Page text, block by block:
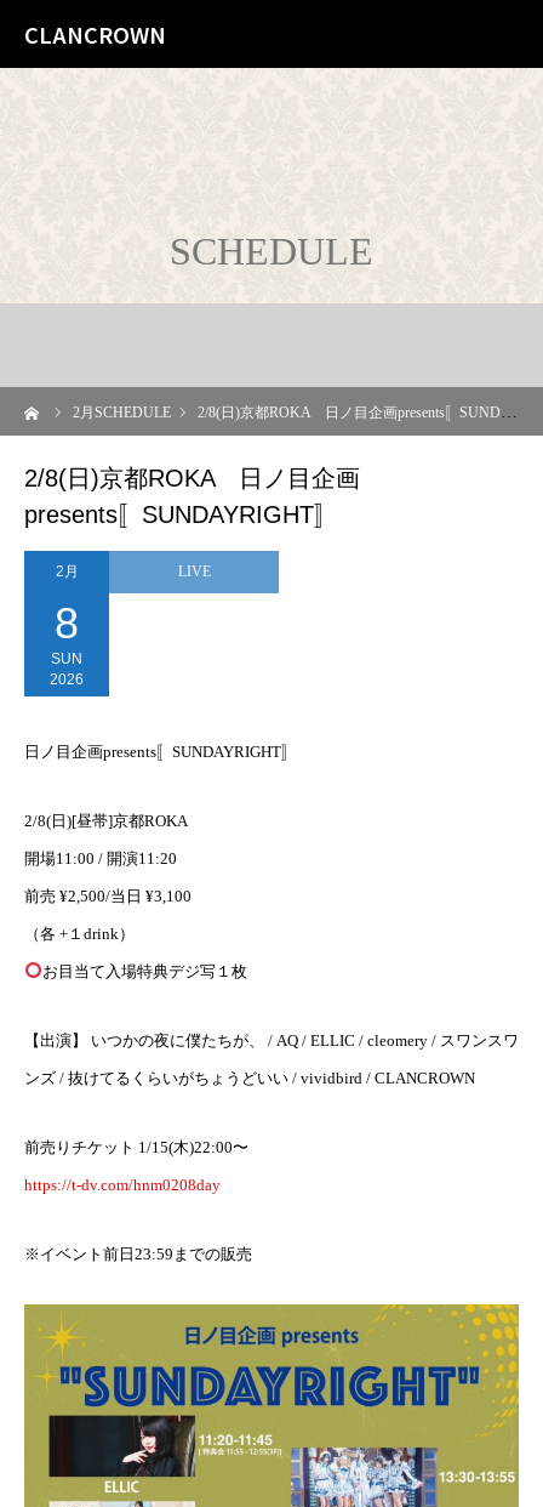
CLANCROWN
SCHEDULE
2月SCHEDULE 2/8(日)京都ROKA 日ノ目企画presents〚SUNDAYRIGHT〛
2/8(日)京都ROKA 日ノ目企画
presents〚SUNDAYRIGHT〛
2月
8
SUN
2026
LIVE
日ノ目企画presents〚SUNDAYRIGHT〛
2/8(日)[昼帯]京都ROKA
開場11:00 / 開演11:20
前売 ¥2,500/当日 ¥3,100
（各 +１drink）
お目当て入場特典デジ写１枚
【出演】 いつかの夜に僕たちが、 / AQ / ELLIC / cleomery / スワンスワ
ンズ / 抜けてるくらいがちょうどいい / vividbird / CLANCROWN
前売りチケット 1/15(木)22:00〜
https://t-dv.com/hnm0208day
※イベント前日23:59までの販売